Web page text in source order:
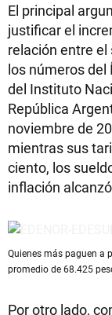
El principal
justificar el
relación entre el
los números del
del Instituto
República
noviembre de
mientras sus
ciento, los
inflación
Quienes más paguen a
promedio de 68.425
Por otro lado,